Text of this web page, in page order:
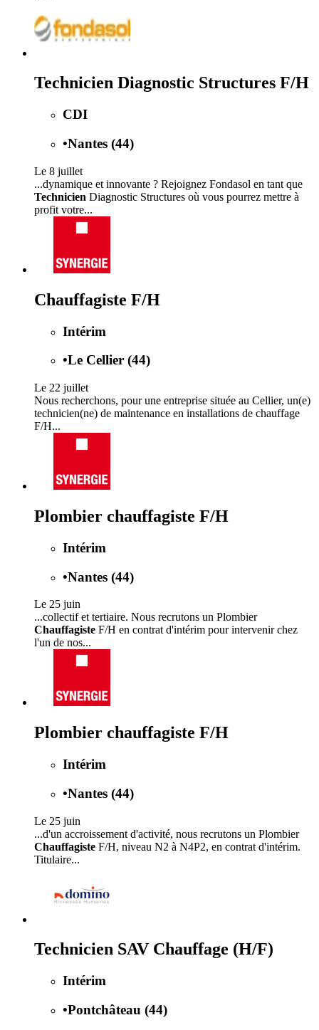
Technicien Diagnostic Structures F/H
CDI
•Nantes (44)
Le 8 juillet
...dynamique et innovante ? Rejoignez Fondasol en tant que
Technicien Diagnostic Structures où vous pourrez mettre à
profit votre...
Chauffagiste F/H
Intérim
•Le Cellier (44)
Le 22 juillet
Nous recherchons, pour une entreprise située au Cellier, un(e)
technicien(ne) de maintenance en installations de chauffage
F/H...
Plombier chauffagiste F/H
Intérim
•Nantes (44)
Le 25 juin
...collectif et tertiaire. Nous recrutons un Plombier
Chauffagiste F/H en contrat d'intérim pour intervenir chez
l'un de nos...
Plombier chauffagiste F/H
Intérim
•Nantes (44)
Le 25 juin
...d'un accroissement d'activité, nous recrutons un Plombier
Chauffagiste F/H, niveau N2 à N4P2, en contrat d'intérim.
Titulaire...
Technicien SAV Chauffage (H/F)
Intérim
•Pontchâteau (44)